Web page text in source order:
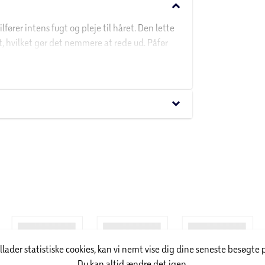
keyboard_arrow_down
intens fugt og pleje til håret. Den lette
gør det nemmere at rede ud. Påfør
fra Redken.
keyboard_arrow_down
statistiske cookies, kan vi nemt vise dig dine seneste besøgte